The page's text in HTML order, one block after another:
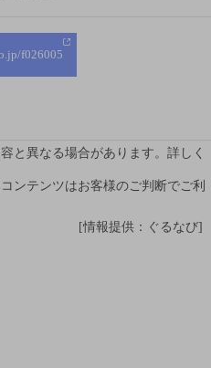
f026005
と異なる場合があります。詳しく
ンテンツはお客様のご判断でご利
[情報提供：ぐるなび]